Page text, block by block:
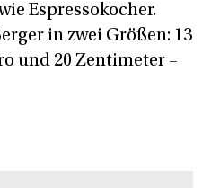
Espressokocher.
in zwei Größen: 13
und 20 Zentimeter –